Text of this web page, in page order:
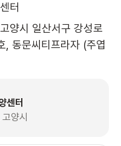
터
양시 일산서구 강성로
, 동문씨티프라자 (주엽
센터
양시